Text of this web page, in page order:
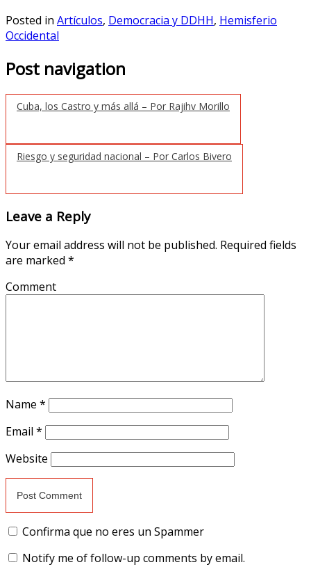
Posted in Artículos, Democracia y DDHH, Hemisferio
Occidental
Post navigation
Cuba, los Castro y más allá – Por Rajihv Morillo
Riesgo y seguridad nacional – Por Carlos Bivero
Leave a Reply
Your email address will not be published. Required fields
are marked *
Comment
Name *
Email *
Website
Confirma que no eres un Spammer
Notify me of follow-up comments by email.